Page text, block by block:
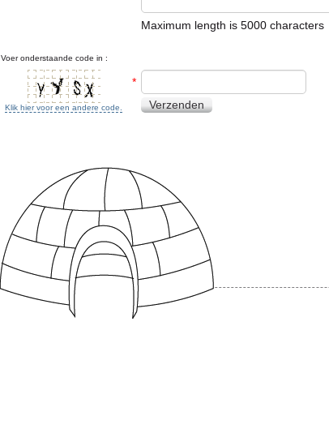
Maximum length is 5000 characters
Voer onderstaande code in :
Klik hier voor een andere code.
*
Verzenden